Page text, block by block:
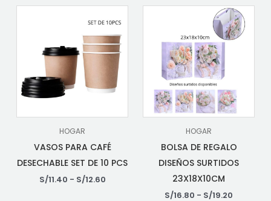
HOGAR
VASOS PARA CAFÉ
DESECHABLE SET DE 10 PCS
S/11.40 - S/12.60
HOGAR
BOLSA DE REGALO
DISEÑOS SURTIDOS
23X18X10CM
S/16.80 - S/19.20